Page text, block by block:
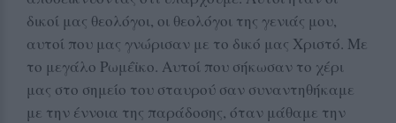
δικοί μας θεολόγοι, οι θεολόγοι της γενιάς μου,
αυτοί που μας γνώρισαν με το δικό μας Χριστό. Με
το μεγάλο Ρωμέϊκο. Αυτοί που σήκωσαν το χέρι
μας στο σημείο του σταυρού σαν συναντηθήκαμε
με την έννοια της παράδοσης, όταν μάθαμε την